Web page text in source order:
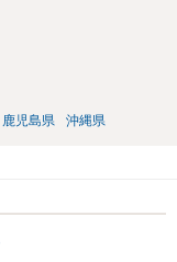
鹿児島県 沖縄県